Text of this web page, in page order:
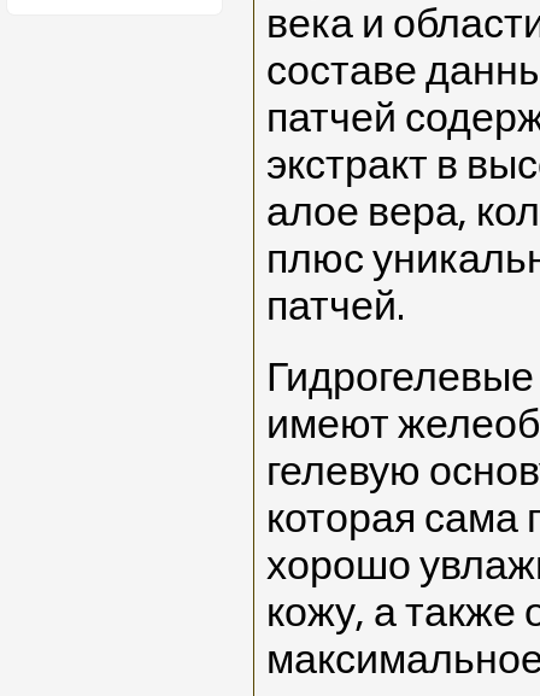
века и
составе
патчей
экстракт в
алое вера,
плюс
патчей.
имеют
гелевую
которая сама
хорошо
кожу, а также